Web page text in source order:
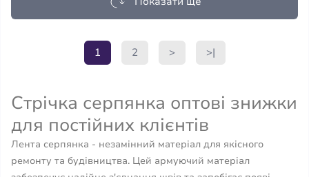
1 2 > >|
Стрічка серпянка оптові знижки
для постійних клієнтів
Лента серпянка - незамінний матеріал для якісного
ремонту та будівництва. Цей армуючий матеріал